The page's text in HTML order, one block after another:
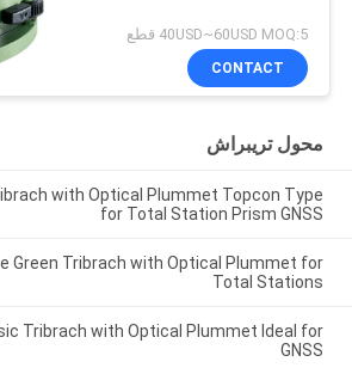
40USD~60USD MOQ:5 قطع
CONTACT
محول تريبراش
with Optical Plummet Topcon Type
for Total Station Prism GNSS
Green Tribrach with Optical Plummet for
Total Stations
Tribrach with Optical Plummet Ideal for
GNSS